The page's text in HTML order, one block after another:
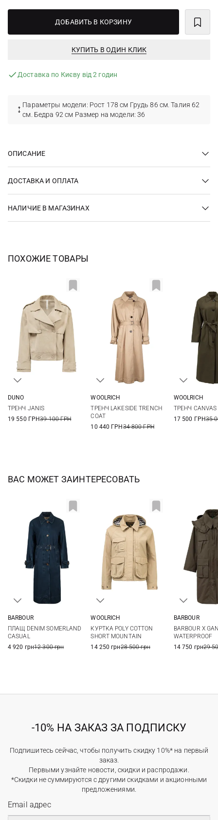
ДОБАВИТЬ В КОРЗИНУ
КУПИТЬ В ОДИН КЛИК
Доставка по Києву від 2 годин
Параметры модели: Рост 178 см Грудь 86 см. Талия 62
см. Бедра 92 см Размер на модели: 36
ОПИСАНИЕ
ДОСТАВКА И ОПЛАТА
НАЛИЧИЕ В МАГАЗИНАХ
ПОХОЖИЕ ТОВАРЫ
DUNO
ТРЕНЧ JANIS
19 550 ГРН39 100 ГРН
WOOLRICH
ТРЕНЧ LAKESIDE TRENCH
COAT
10 440 ГРН34 800 ГРН
WOOLRICH
ТРЕНЧ CANVAS
17 500 ГРН35
ВАС МОЖЕТ ЗАИНТЕРЕСОВАТЬ
BARBOUR
ПЛАЩ DENIM SOMERLAND
CASUAL
4 920 грн12 300 грн
WOOLRICH
КУРТКА POLY COTTON
SHORT MOUNTAIN
14 250 грн28 500 грн
BARBOUR
BARBOUR X
WATERPROOF
14 750 грн29
-10% НА ЗАКАЗ ЗА ПОДПИСКУ
Подпишитесь сейчас, чтобы получить скидку 10%* на первый
заказ.
Первыми узнайте новости, скидки и распродажи.
*Скидки не суммируются с другими скидками и акционными
предложениями.